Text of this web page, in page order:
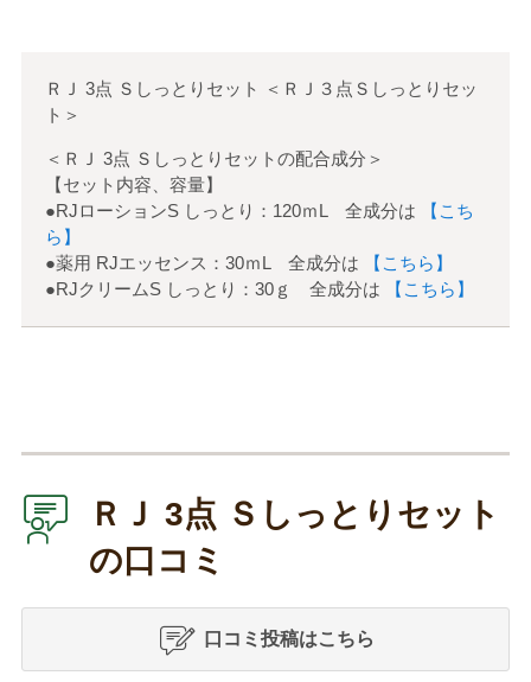
ＲＪ 3点 Ｓしっとりセット ＜ ＲＪ３点Ｓしっとりセッ
ト ＞
＜ＲＪ 3点 Ｓしっとりセットの配合成分＞
【セット内容、容量】
●RJローションS しっとり：120ｍL 全成分は
【こち
ら】
●薬用 RJエッセンス：30ｍL 全成分は
【こちら】
●RJクリームS しっとり：30ｇ 全成分は
【こちら】
ＲＪ 3点 Ｓしっとりセット
の口コミ
口コミ投稿はこちら